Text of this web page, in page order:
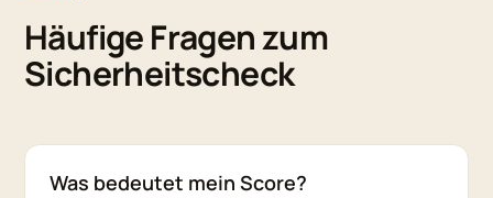
Häufige Fragen zum
Sicherheitscheck
Was bedeutet mein Score?